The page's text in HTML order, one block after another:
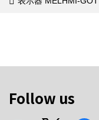
Follow us